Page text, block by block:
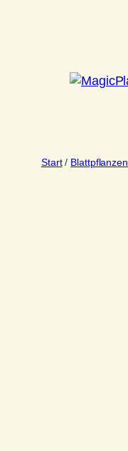
Start/ Blattpflanzen